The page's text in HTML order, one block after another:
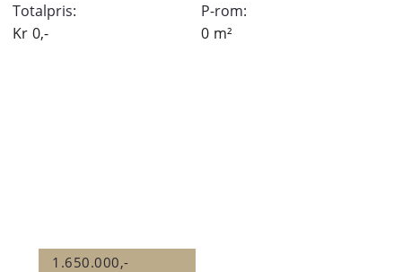
Totalpris:
Kr 0,-
P-rom:
0 m²
1.650.000,-